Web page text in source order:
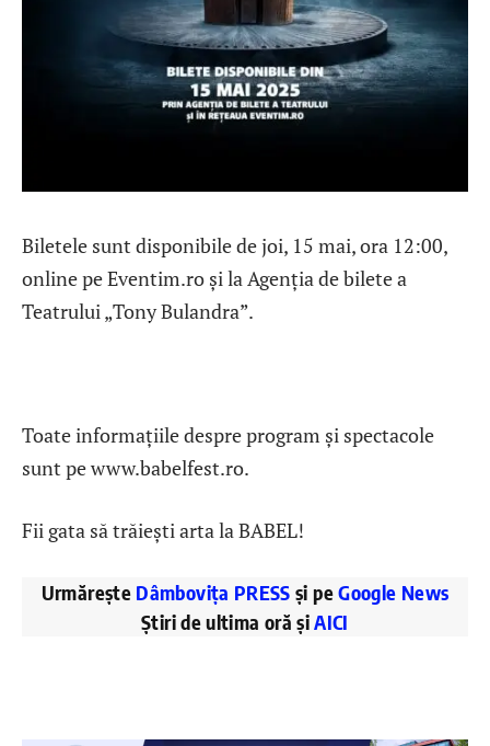
Biletele sunt disponibile de joi, 15 mai, ora 12:00,
online pe Eventim.ro și la Agenția de bilete a
Teatrului „Tony Bulandra”.
Toate informațiile despre program și spectacole
sunt pe www.babelfest.ro.
Fii gata să trăiești arta la BABEL!
Urmărește Dâmbovița PRESS și peGoogle News
Știri de ultima oră șiAICI